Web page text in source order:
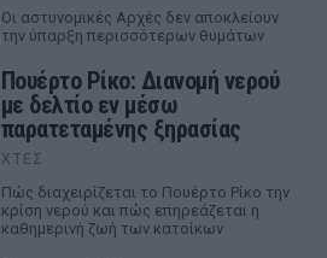
Οι αστυνομικές Αρχές δεν αποκλείουν
την ύπαρξη περισσότερων θυμάτων
Πουέρτο Ρίκο: Διανομή νερού
με δελτίο εν μέσω
παρατεταμένης ξηρασίας
ΧΤΕΣ
Πώς διαχειρίζεται το Πουέρτο Ρίκο την
κρίση νερού και πώς επηρεάζεται η
καθημερινή ζωή των κατοίκων